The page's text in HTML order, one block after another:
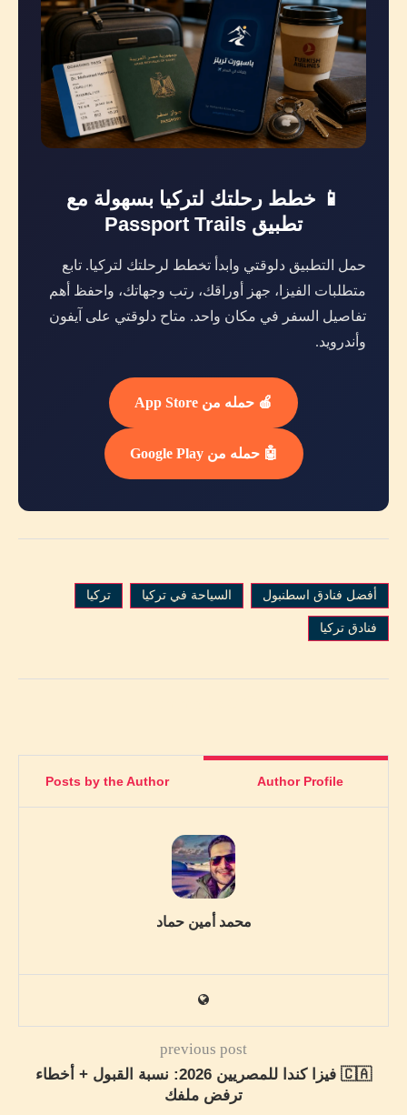
📱 خطط رحلتك لتركيا بسهولة مع
تطبيق Passport Trails
حمل التطبيق دلوقتي وابدأ تخطط لرحلتك لتركيا. تابع
متطلبات الفيزا، جهز أوراقك، رتب وجهاتك، واحفظ أهم
تفاصيل السفر في مكان واحد. متاح دلوقتي على آيفون
وأندرويد.
🍎 حمله من App Store
🤖 حمله من Google Play
أفضل فنادق اسطنبول السياحة في تركيا تركيا
فنادق تركيا
Author Profile
Posts by the Author
محمد أمين حماد
previous post
🇨🇦 فيزا كندا للمصريين 2026: نسبة القبول + أخطاء
ترفض ملفك